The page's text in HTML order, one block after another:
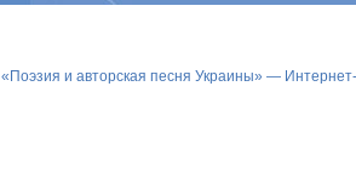
«Поэзия и авторская песня Украины» —